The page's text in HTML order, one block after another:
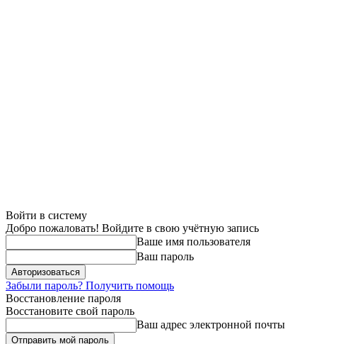
Войти в систему
Добро пожаловать! Войдите в свою учётную запись
Ваше имя пользователя
Ваш пароль
Забыли пароль? Получить помощь
Восстановление пароля
Восстановите свой пароль
Ваш адрес электронной почты